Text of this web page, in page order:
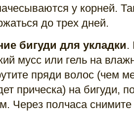
у корней.
до трех дней.
бигуди для укладки.
мусс или гель на
пряди волос (чем
прическа) на бигуди,
Через полчаса